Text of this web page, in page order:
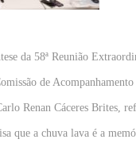
da 58ª Reunião
de
Renan Cáceres Brites,
que a chuva lava é a